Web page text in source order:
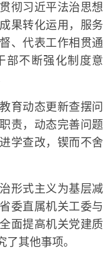
彻习近平法治思想
果转化运用，服务
、代表工作相贯通
部不断强化制度意
动态更新查摆问
责，动态完善问题
学查改，锲而不舍
式主义为基层减
委直属机关工委与
面提高机关党建质
其他事项。